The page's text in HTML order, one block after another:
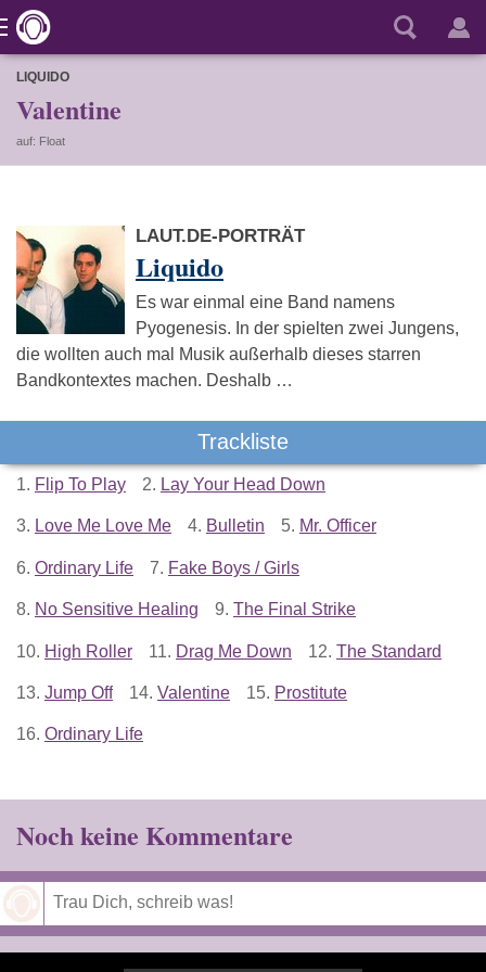
LIQUIDO
Valentine
auf: Float
LAUT.DE-PORTRÄT
Liquido
Es war einmal eine Band namens
Pyogenesis. In der spielten zwei Jungens,
die wollten auch mal Musik außerhalb dieses starren
Bandkontextes machen. Deshalb …
Trackliste
1. Flip To Play 2. Lay Your Head Down
3. Love Me Love Me 4. Bulletin 5. Mr. Officer
6. Ordinary Life 7. Fake Boys / Girls
8. No Sensitive Healing 9. The Final Strike
10. High Roller 11. Drag Me Down 12. The Standard
13. Jump Off 14. Valentine 15. Prostitute
16. Ordinary Life
Noch keine Kommentare